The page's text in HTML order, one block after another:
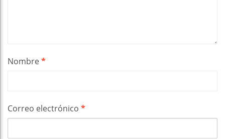
Nombre*
Correo electrónico *